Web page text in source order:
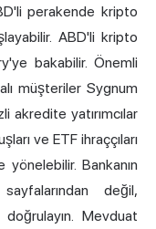
perakende kripto
ABD'li kripto
bakabilir. Önemli
müşteriler Sygnum
akredite yatırımcılar
ve ETF ihraççıları
Bankanın
değil,
Mevduat